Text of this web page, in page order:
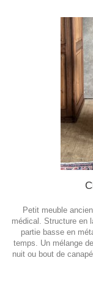
Petit meuble
médical. Structure en
partie basse en
temps. Un mélange
nuit ou bout de